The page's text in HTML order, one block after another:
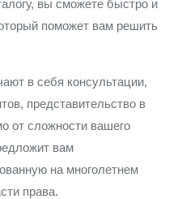
вы сможете быстро и
поможет вам решить
в себя консультации,
представительство в
от сложности вашего
вам
на многолетнем
права.